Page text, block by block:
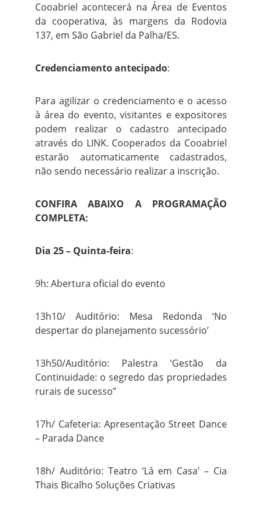
Cooabriel acontecerá na Área de Eventos
da cooperativa, às margens da Rodovia
137, em São Gabriel da Palha/ES.
Credenciamento antecipado:
Para agilizar o credenciamento e o acesso
à área do evento, visitantes e expositores
podem realizar o cadastro antecipado
através do LINK. Cooperados da Cooabriel
estarão automaticamente cadastrados,
não sendo necessário realizar a inscrição.
CONFIRA ABAIXO A PROGRAMAÇÃO
COMPLETA:
Dia 25 – Quinta-feira:
9h: Abertura oficial do evento
13h10/ Auditório: Mesa Redonda ‘No
despertar do planejamento sucessório’
13h50/Auditório: Palestra ‘Gestão da
Continuidade: o segredo das propriedades
rurais de sucesso”
17h/ Cafeteria: Apresentação Street Dance
– Parada Dance
18h/ Auditório: Teatro ‘Lá em Casa’ – Cia
Thais Bicalho Soluções Criativas